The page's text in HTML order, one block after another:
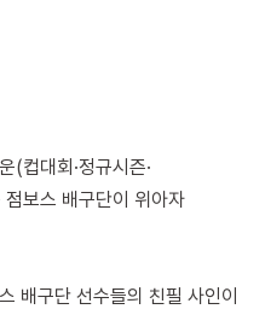
(컵대회·정규시즌·
보스 배구단이 위아자
배구단 선수들의 친필 사인이